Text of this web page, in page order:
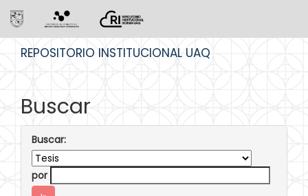
REPOSITORIO INSTITUCIONAL UAQ
Buscar
Buscar:
por